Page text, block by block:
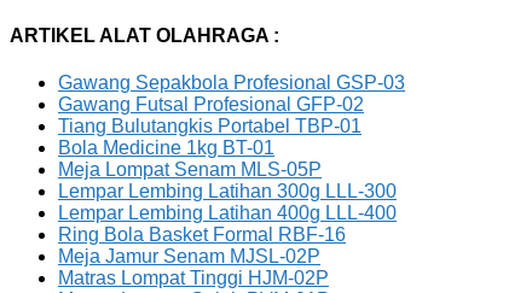
ARTIKEL ALAT OLAHRAGA :
Gawang Sepakbola Profesional GSP-03
Gawang Futsal Profesional GFP-02
Tiang Bulutangkis Portabel TBP-01
Bola Medicine 1kg BT-01
Meja Lompat Senam MLS-05P
Lempar Lembing Latihan 300g LLL-300
Lempar Lembing Latihan 400g LLL-400
Ring Bola Basket Formal RBF-16
Meja Jamur Senam MJSL-02P
Matras Lompat Tinggi HJM-02P